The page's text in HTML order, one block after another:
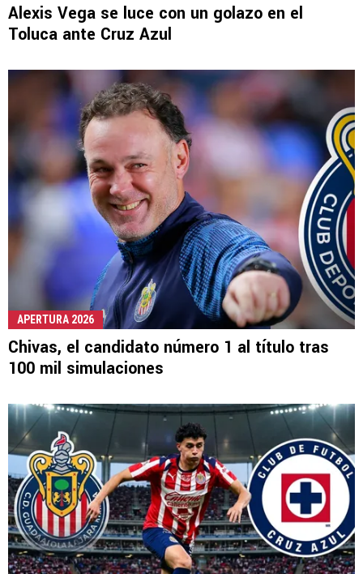
Alexis Vega se luce con un golazo en el
Toluca ante Cruz Azul
APERTURA 2026
Chivas, el candidato número 1 al título tras
100 mil simulaciones